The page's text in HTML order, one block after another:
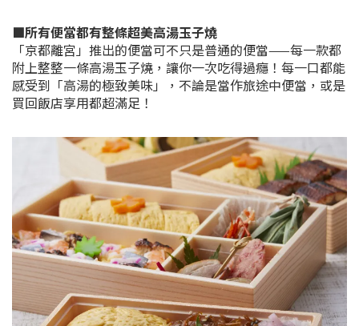
■所有便當都有整條超美高湯玉子燒
「京都離宮」推出的便當可不只是普通的便當——每一款都
附上整整一條高湯玉子燒，讓你一次吃得過癮！每一口都能
感受到「高湯的極致美味」，不論是當作旅途中便當，或是
買回飯店享用都超滿足！